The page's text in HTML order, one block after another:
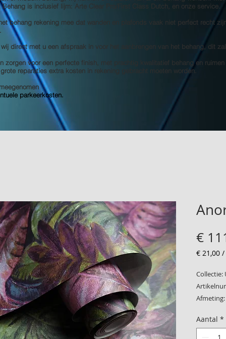
is inclusief lijm: Arte Clear Pro/First Class Dutch, en onze service.
behang rekening mee dat wanden en plafonds vaak niet perfect recht
direct met u een afspraak in voor het aanbrengen van het behang, dit
zorgen voor een perfecte finish, met prachtig kwalitatief behang en
reparaties extra kosten in rekening gebracht moeten worden.
parkeerkosten.
€
€ 21,00 /
per
1
meter
Collectie:
Kwaliteit:
Aantal *